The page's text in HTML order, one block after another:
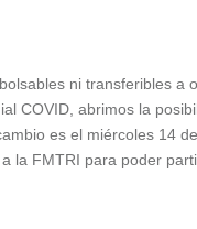
ni transferibles a
COVID, abrimos la
es el miércoles 14
la FMTRI para poder